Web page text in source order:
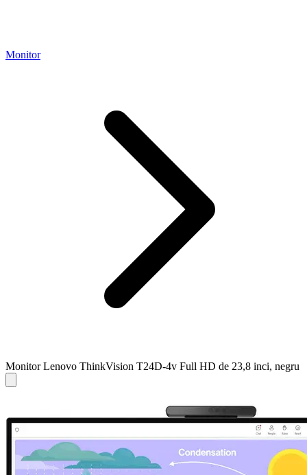
Monitor
Monitor Lenovo ThinkVision T24D-4v Full HD de 23,8 inci, negru